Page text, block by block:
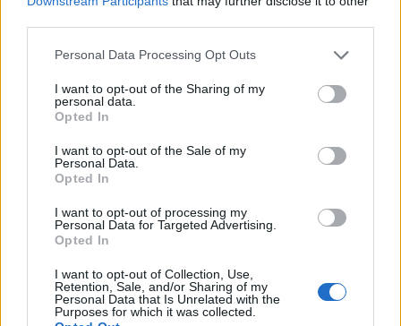
Personal Data Processing Opt Outs
I want to opt-out of the Sharing of my
personal data.
Opted In
I want to opt-out of the Sale of my
Personal Data.
Opted In
I want to opt-out of processing my
Personal Data for Targeted Advertising.
Opted In
I want to opt-out of Collection, Use,
Retention, Sale, and/or Sharing of my
Personal Data that Is Unrelated with the
Purposes for which it was collected.
ATTIECĪBAS ĢIMENĒ
Četras lietas, ko tētis bērna nākotnes karjeras vārdā var
darīt kopš bērna dzimšanas